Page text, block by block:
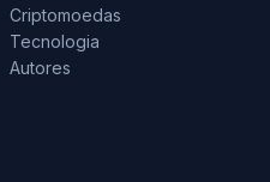
Criptomoedas
Tecnologia
Autores